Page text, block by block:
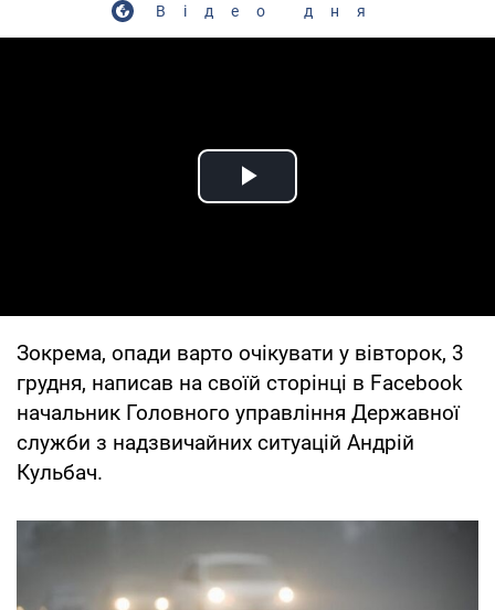
Відео дня
Play Video
Зокрема, опади варто очікувати у вівторок, 3
грудня, написав на своїй сторінці в Facebook
начальник Головного управління Державної
служби з надзвичайних ситуацій Андрій
Кульбач.